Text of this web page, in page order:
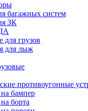
багажных систем
ЗК
для грузов
для лыж
противоугонные
бампер
борта